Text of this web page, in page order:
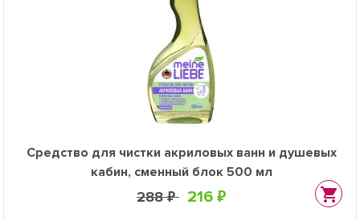
Средство для чистки акриловых ванн и душевых
кабин, сменный блок 500 мл
288 ₽ 216 ₽